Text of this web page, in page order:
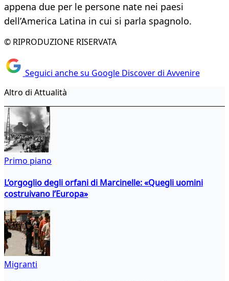
appena due per le persone nate nei paesi
dell’America Latina in cui si parla spagnolo.
© RIPRODUZIONE RISERVATA
Seguici anche su Google Discover di Avvenire
Altro di Attualità
Primo piano
L’orgoglio degli orfani di Marcinelle: «Quegli uomini
costruivano l’Europa»
Migranti